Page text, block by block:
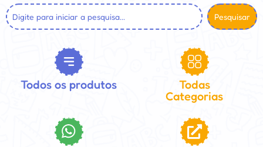
Pesquisar
Todos os produtos
Todas
Categorias